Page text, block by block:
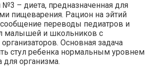
№3 – диета, предназначенная для
пищеварения. Рацион на эйтий
переводы педиатров и
малышей и школьников с
Основная задача
стул ребенка нормальным уровнем
для организма.